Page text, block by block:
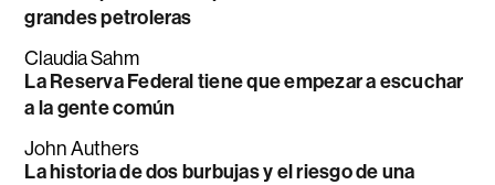
grandes petroleras
Claudia Sahm
La Reserva Federal tiene que empezar a escuchar
a la gente común
John Authers
La historia de dos burbujas y el riesgo de una